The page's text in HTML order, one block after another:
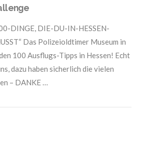
DINGE, DIE-DU-IN-HESSEN-
Das Polizeioldtimer Museum in
100 Ausflugs-Tipps in Hessen! Echt
dazu haben sicherlich die vielen
– DANKE …